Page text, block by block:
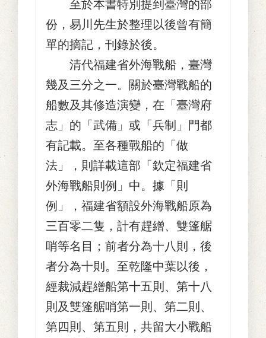
至於本書特別提到臺灣的部
份，易川先生於整理以後曾有簡
單的摘記，刊錄於後。
清代福建省外海戰船，臺灣
幾及三分之一。關於臺灣戰船的
船數及其修造演變，在「臺灣府
志」的「武備」或「兵制」門都
有記載。至各種戰船的「做
法」，則詳載這部「欽定福建省
外海戰船則例」中。據「則
例」，福建省額設外海戰船原為
三百零二隻，計有趕繒、雙篷艍
哨等名目；前者分為十八則，後
者分為十則。至乾隆中葉以後，
經裁減趕繒船第十五則、第十八
則及雙篷艍哨第一則、第二則、
第四則、第五則，共留大小戰船